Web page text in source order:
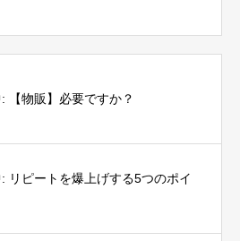
【物販】必要ですか？
リピートを爆上げする5つのポイ